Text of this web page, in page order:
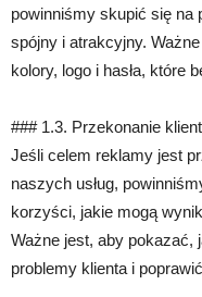
powinniśmy skupić się na
spójny i atrakcyjny.
kolory, logo i hasła, które
### 1.3. Przekonanie
Jeśli celem reklamy jest
naszych usług,
korzyści, jakie mogą
Ważne jest, aby pokazać,
problemy klienta i